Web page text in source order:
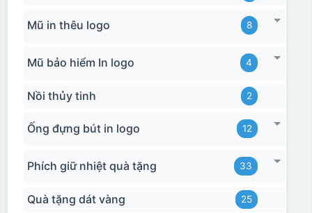
Mũ in thêu logo 8
Mũ bảo hiểm In logo 4
Nồi thủy tinh 2
Ống đựng bút in logo 12
Phích giữ nhiệt quà tặng 33
Quà tặng dát vàng 25